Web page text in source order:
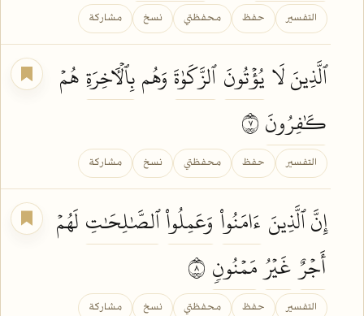
التفسير حفظ محفظتي نسخ مشاركة
ٱلَّذِينَ لَا يُؤۡتُونَٱلزَّكَوٰةَوَهُمبِٱلۡأٓخِرَةِهُمۡ
كَٰفِرُونَ
التفسير حفظ محفظتي نسخ مشاركة
إِنَّ ٱلَّذِينَ ءَامَنُواْ وَعَمِلُواْٱلصَّٰلِحَٰتِ لَهُمۡ
أَجۡرٌ غَيۡرُمَمۡنُونٖ
التفسير حفظ محفظتي نسخ مشاركة